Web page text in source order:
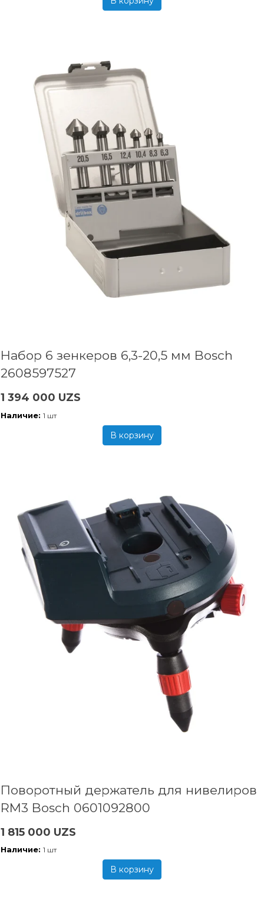
Набор 6 зенкеров 6,3-20,5 мм Bosch
2608597527
1 394 000 UZS
Наличие: 1 шт
В корзину
Поворотный держатель для нивелиров
RM3 Bosch 0601092800
1 815 000 UZS
Наличие: 1 шт
В корзину